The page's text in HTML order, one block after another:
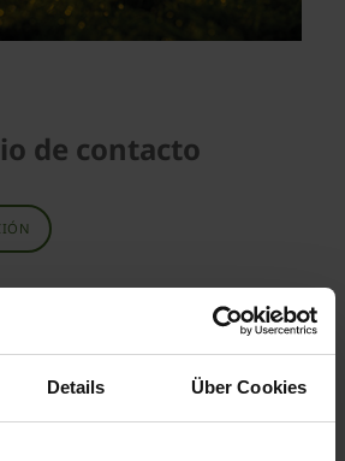
Details Über Cookies
de contacto